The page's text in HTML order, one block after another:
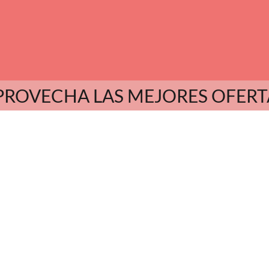
LAS MEJORES